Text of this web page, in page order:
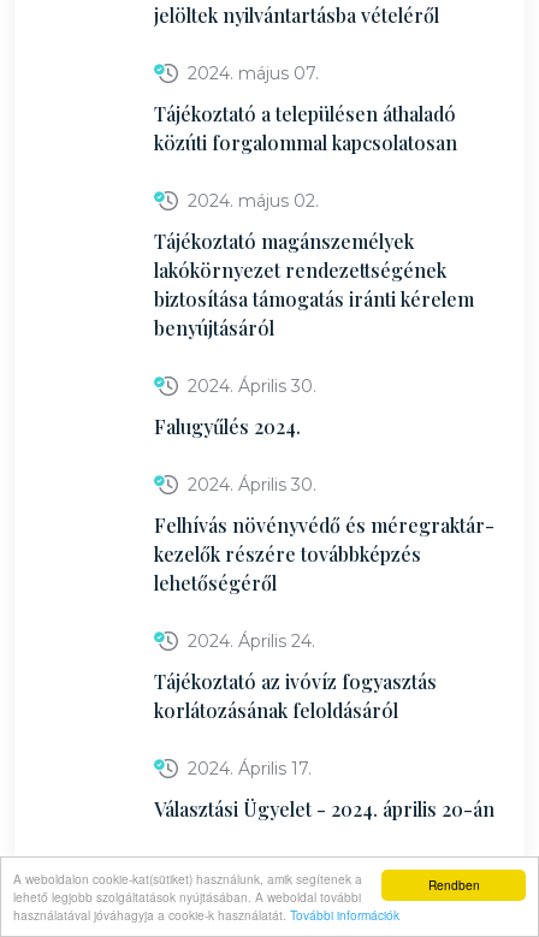
Rendben
A weboldalon cookie-kat(sütiket) használunk, amik segítenek a
lehető legjobb szolgáltatások nyújtásában. A weboldal további
használatával jóváhagyja a cookie-k használatát. További információk
jelöltek nyilvántartásba vételéről
2024. május 07.
Tájékoztató a településen áthaladó
közúti forgalommal kapcsolatosan
2024. május 02.
Tájékoztató magánszemélyek
lakókörnyezet rendezettségének
biztosítása támogatás iránti kérelem
benyújtásáról
2024. Április 30.
Falugyűlés 2024.
2024. Április 30.
Felhívás növényvédő és méregraktár-
kezelők részére továbbképzés
lehetőségéről
2024. Április 24.
Tájékoztató az ivóvíz fogyasztás
korlátozásának feloldásáról
2024. Április 17.
Választási Ügyelet - 2024. április 20-án
Menetrend egyeztetés